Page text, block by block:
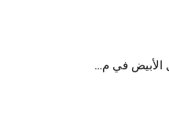
الأبيض في م…